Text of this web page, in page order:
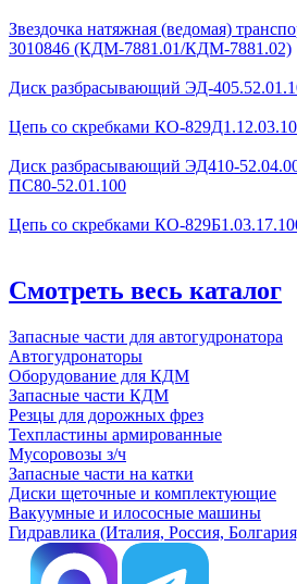
Звездочка натяжная (ведомая)
3010846 (КДМ-7881.01/КДМ-7881.02)
Диск разбрасывающий ЭД-
Цепь со скребками КО-
Диск разбрасывающий ЭД410-
ПС80-52.01.100
Цепь со скребками КО-
Смотреть весь каталог
Запасные части для автогудронатора
Автогудронаторы
Оборудование для КДМ
Запасные части КДМ
Резцы для дорожных фрез
Техпластины армированные
Мусоровозы з/ч
Запасные части на катки
Диски щеточные и комплектующие
Вакуумные и илососные машины
Гидравлика (Италия, Россия,